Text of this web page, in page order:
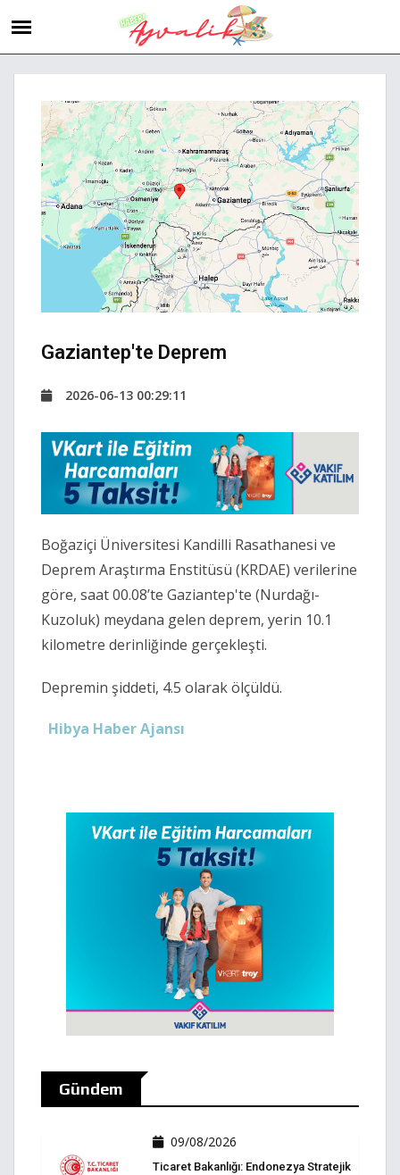
Gaziantep'te Deprem
2026-06-13 00:29:11
Boğaziçi Üniversitesi Kandilli Rasathanesi ve
Deprem Araştırma Enstitüsü (KRDAE) verilerine
göre, saat 00.08’te Gaziantep'te (Nurdağı-
Kuzoluk) meydana gelen deprem, yerin 10.1
kilometre derinliğinde gerçekleşti.
Depremin şiddeti, 4.5 olarak ölçüldü.
Hibya Haber Ajansı
Gündem
09/08/2026
Ticaret Bakanlığı: Endonezya Stratejik